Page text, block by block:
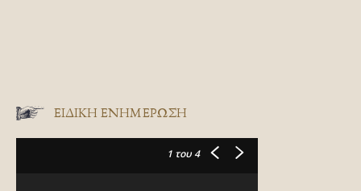
ΕΙΔΙΚΉ ΕΝΗΜΈΡΩΣΗ
1 του 4